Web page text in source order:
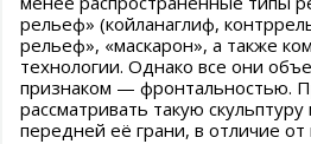
рельеф» (койланаглиф,
рельеф», «маскарон», а также
технологии. Однако все они
признаком — фронтальностью.
рассматривать такую
передней её грани, в отличие от